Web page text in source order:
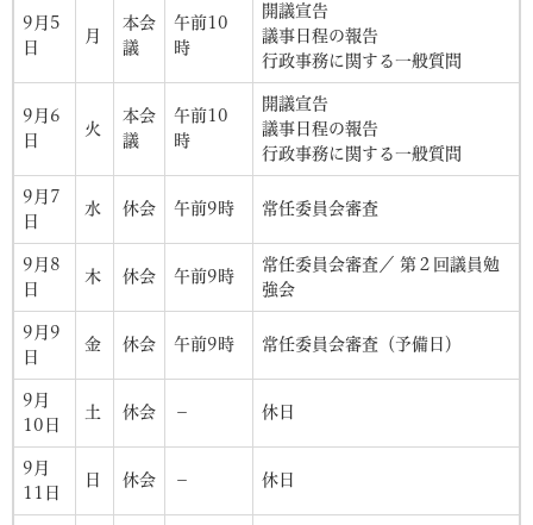
9月5
日
月
本会
議
午前10
時
開議宣告
議事日程の報告
行政事務に関する一般質問
9月6
日
火
本会
議
午前10
時
開議宣告
議事日程の報告
行政事務に関する一般質問
9月7
日
水 休会 午前9時 常任委員会審査
9月8
日
木 休会 午前9時
常任委員会審査／ 第２回議員勉
強会
9月9
日
金 休会 午前9時 常任委員会審査（予備日）
9月
10日
土 休会 － 休日
9月
11日
日 休会 － 休日